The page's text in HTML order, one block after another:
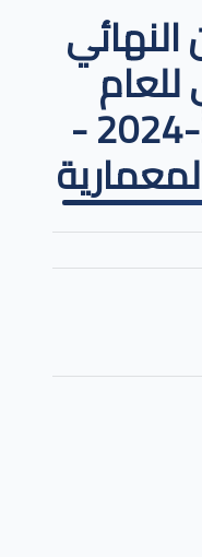
النهائي
للعام
الدراسي 2023-2024 -